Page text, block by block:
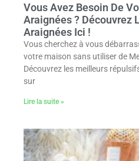
Vous Avez Besoin De
Araignées ? Découvrez
Araignées Ici !
Vous cherchez à vous
votre maison sans utiliser de
Découvrez les meilleurs
sur
Lire la suite »